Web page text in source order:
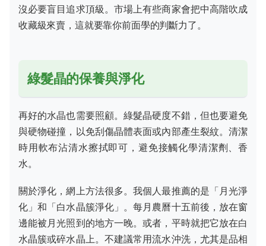
沒必要盲目追求頂級。市場上有些商家會把中高階吹成
收藏級來賣，這就要靠你前面學的判斷力了。
綠髮晶的保養與淨化
再好的水晶也需要照顧。綠髮晶硬度不錯，但也要避免
與硬物碰撞，以免刮傷晶體表面或內部產生裂紋。清潔
時用軟布沾清水擦拭即可，避免接觸化學清潔劑、香
水。
關於淨化，網上方法很多。我個人最推薦的是「月光淨
化」和「白水晶簇淨化」。每月農曆十五前後，放在窗
邊能被月光照到的地方一晚。或者，平時就把它放在白
水晶簇或碎水晶上。不建議常用流水沖洗，尤其是品相